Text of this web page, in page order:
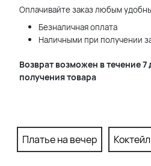
Оплачивайте заказ любым
Безналичная оплата
Наличными при получении
Возврат возможен в течение
получения товара
Платье на вечер